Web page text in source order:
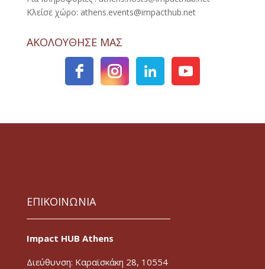
Κλείσε χώρο: athens.events@impacthub.net
ΑΚΟΛΟΥΘΗΣΕ ΜΑΣ
ΕΠΙΚΟΙΝΩΝΙΑ
Impact HUB Athens
Διεύθυνση: Καραϊσκάκη 28, 10554